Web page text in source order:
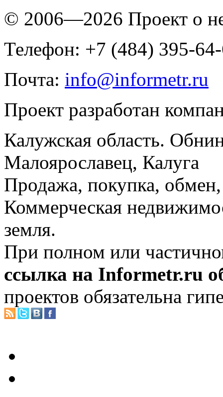
© 2006—2026 Проект о
Телефон: +7 (484) 395-
Почта: info@informetr.ru
Проект разработан
Калужская область.
Малоярославец, Калуга
Продажа, покупка, обмен,
Коммерческая
земля.
При полном или
ссылка на Informetr.ru
проектов обязательна